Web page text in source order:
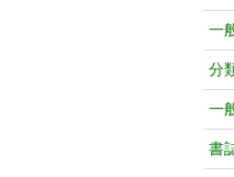
一
分
一
書